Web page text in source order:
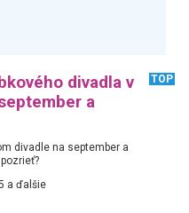
divadla v
a
TOP
divadle na september a
a ďalšie